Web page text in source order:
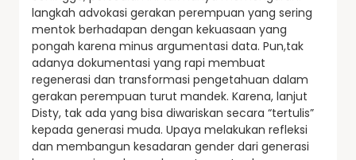
langkah advokasi gerakan perempuan yang sering
mentok berhadapan dengan kekuasaan yang
pongah karena minus argumentasi data. Pun,tak
adanya dokumentasi yang rapi membuat
regenerasi dan transformasi pengetahuan dalam
gerakan perempuan turut mandek. Karena, lanjut
Disty, tak ada yang bisa diwariskan secara “tertulis”
kepada generasi muda. Upaya melakukan refleksi
dan membangun kesadaran gender dari generasi